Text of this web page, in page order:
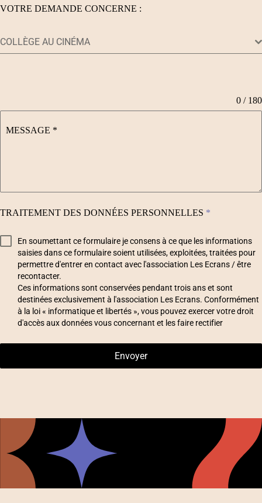
VOTRE DEMANDE CONCERNE :
COLLÈGE AU CINÉMA
MESSAGE *
0 / 180
TRAITEMENT DES DONNÉES PERSONNELLES *
En soumettant ce formulaire je consens à ce que les informations
saisies dans ce formulaire soient utilisées, exploitées, traitées pour
permettre d'entrer en contact avec l'association Les Ecrans / être
recontacter.
Ces informations sont conservées pendant trois ans et sont
destinées exclusivement à l'association Les Ecrans. Conformément
à la loi « informatique et libertés », vous pouvezexercer votre droit
d'accès aux donnéesvous concernant et les faire rectifier
Envoyer